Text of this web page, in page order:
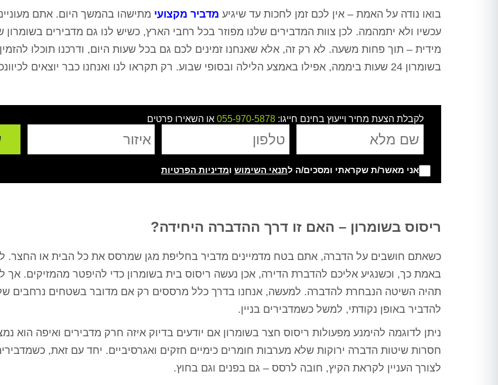
בואו נודה על האמת – אין לכם זמן לחכות עד שיגיע מדביר מקצועי מתישהו בהמשך היום. אתם
עכשיו ולא יתמהמה. לכן צוות המדבירים שלנו מפוזר בכל רחבי הארץ, כשיש לנו גם מדבירים בשומרון
מידית – תוך פחות משעה. לא רק זה, אלא שאנחנו זמינים לכם גם בכל שעות היום, ודרכנו תוכלו
בשומרון 24 שעות ביממה, אפילו באמצע הלילה ובסופי שבוע. רק תקראו לנו ואנחנו כבר יוצאים לכיוונכם.
לקבלת הצעת מחיר וייעוץ בחינם חייגו: 055-970-5878 או השאירו פרטים
אני מאשר/ת שקראתי ומסכים/ה לתנאי השימוש ומדיניות הפרטיות
ריסוס בשומרון – האם זו דרך ההדברה היחידה?
כשאתם חושבים על הדברה, אתם בטח מדמיינים מדביר בחליפת מגן שמרסס את כל הבית או החצר.
באמת כך, וכשנגיע אליכם להדברת הדירה, אכן נעשה ריסוס בית בשומרון כדי להיפטר מהמזיקים. אך
תהיה השיטה הנבחרת להדברה. למעשה, אנחנו בדרך כלל מרססים רק אם מדובר בשטחים נרחבים
להדביר באופן נקודתי, למשל כשמדבירים בניין.
ניתן לדוגמה להימנע מפעולות ריסוס חצר בשומרון אם יודעים בדיוק איזה חרק מדבירים ואיפה הוא
חסרות שיטות הדברה ירוקות שלא מערבות חומרים כימיים חזקים ואגרסיביים. יחד עם זאת,
לצורך העניין לקראת הקיץ, חובה לרסס – גם בפנים וגם בחוץ.
מיטל
הצליח
רועי כהן - הרצליה
עבודה ואין ג'וקים ונמלים כל השנה,
מקצועי.
יובל דהן - ירושלים
תודה לערן על הדברת בית פרטי עם
כרגע כבר חודש עבר ואין נמלים
וג'וקים נראה שעשה עבודה מעולה
תודה רבה
ורד מועלם - בת ים
חיפשנו מישהו שיטפל לנו בבעיית
מדבירים שלא הצליחו לפתור את
הגענו לערן לאחר המלצות רבות, אין
ספק שמדובר באיש מקצוע משכמו